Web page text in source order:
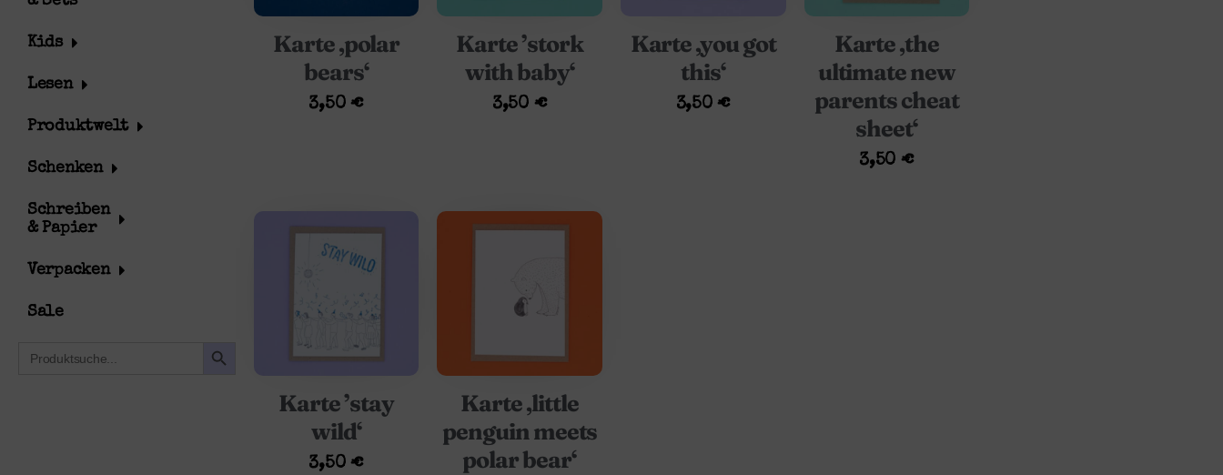
Kids
Lesen
Produktwelt
Schenken
Schreiben
& Papier
Verpacken
Sale
for:
Karte ‚polar
bears‘
3,50€
Karte ’stork
with baby‘
3,50 €
Karte ‚you got
this‘
3,50€
Karte ‚the
ultimate new
parents cheat
sheet‘
3,50 €
Karte ’stay
wild‘
3,50€
Karte ‚little
penguin meets
polar bear‘